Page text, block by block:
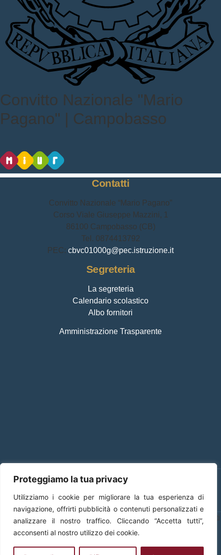
Proteggiamo la tua privacy
Utilizziamo i cookie per migliorare la tua esperienza di
navigazione, offrirti pubblicità o contenuti personalizzati e
analizzare il nostro traffico. Cliccando “Accetta tutti”,
acconsenti al nostro utilizzo dei cookie.
Convitto Nazionale "Mario
Pagano" | Campobasso
Contatti
Convitto Nazionale “Mario Pagano”
Corso Viale Giuseppe Mazzini, 1
86100 Campobasso (CB)
Tel. 0874413792
PEC: cbvc01000g@pec.istruzione.it
Segreteria
La segreteria
Calendario scolastico
Albo fornitori
Amministrazione Trasparente
Privacy Policy
Dichiarazione di accessibilità
Note legali
Responsabile della trasmissione e pubblicazione di documenti
informazioni e dati ex. Art. 10 d.lgs 33/2013 ss.mm.ii. – d.lgs